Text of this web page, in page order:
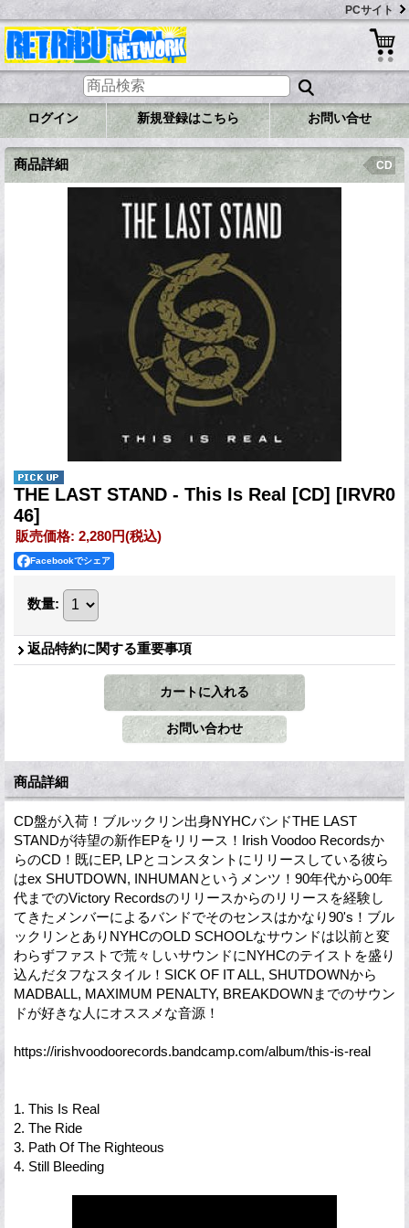
PCサイト
ログイン 新規登録はこちら お問い合せ
商品詳細 CD
THE LAST STAND - This Is Real [CD] [IRVR0
46]
販売価格: 2,280円(税込)
Facebookでシェア
数量:
返品特約に関する重要事項
商品詳細
CD盤が入荷！ブルックリン出身NYHCバンドTHE LAST
STANDが待望の新作EPをリリース！Irish Voodoo Recordsか
らのCD！既にEP, LPとコンスタントにリリースしている彼ら
はex SHUTDOWN, INHUMANというメンツ！90年代から00年
代までのVictory Recordsのリリースからのリリースを経験し
てきたメンバーによるバンドでそのセンスはかなり90's！ブル
ックリンとありNYHCのOLD SCHOOLなサウンドは以前と変
わらずファストで荒々しいサウンドにNYHCのテイストを盛り
込んだタフなスタイル！SICK OF IT ALL, SHUTDOWNから
MADBALL, MAXIMUM PENALTY, BREAKDOWNまでのサウン
ドが好きな人にオススメな音源！
https://irishvoodoorecords.bandcamp.com/album/this-is-real
1. This Is Real
2. The Ride
3. Path Of The Righteous
4. Still Bleeding